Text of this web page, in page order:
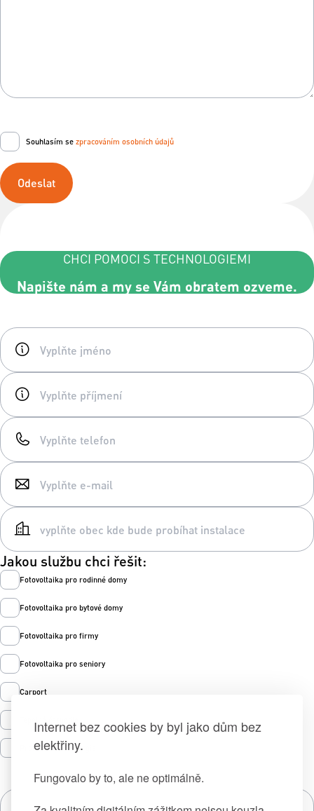
Internet bez cookies by byl jako dům bez
elektřiny.
Fungovalo by to, ale ne optimálně.
Souhlasím se zpracováním osobních údajů
Odeslat
CHCI POMOCI S TECHNOLOGIEMI
Napište nám a my se Vám obratem ozveme.
Jakou službu chci řešit:
Fotovoltaika pro rodinné domy
Fotovoltaika pro bytové domy
Fotovoltaika pro firmy
Fotovoltaika pro seniory
Carport
Prodej zelené energie